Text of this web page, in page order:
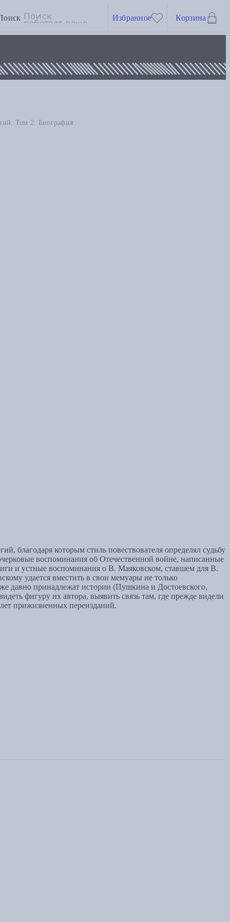
Избранное Корзина
Том 2: Биография
благодаря которым стиль повествователя определял судьбу
воспоминания об Отечественной войне, написанные
и устные воспоминания о В. Маяковском, ставшем для В.
удается вместить в свои мемуары не только
давно принадлежат истории (Пушкина и Достоевского,
фигуру их автора, выявить связь там, где прежде видели
прижизненных переизданий.